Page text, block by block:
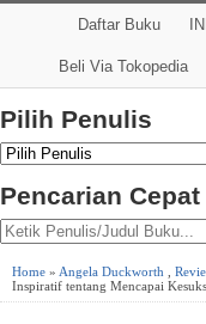
Daftar Buku
Beli Via Tokopedia
Pilih Penulis
Pencarian
Home » Angela Duckworth
Inspiratif tentang Mencapai